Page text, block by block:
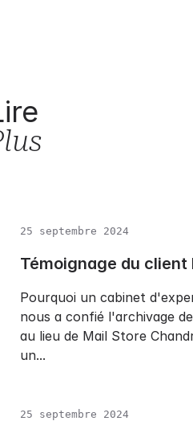
25 septembre 2024
Témoignage du client
Pourquoi un cabinet
nous a confié l'archivage
au lieu de Mail Store
un...
25 septembre 2024